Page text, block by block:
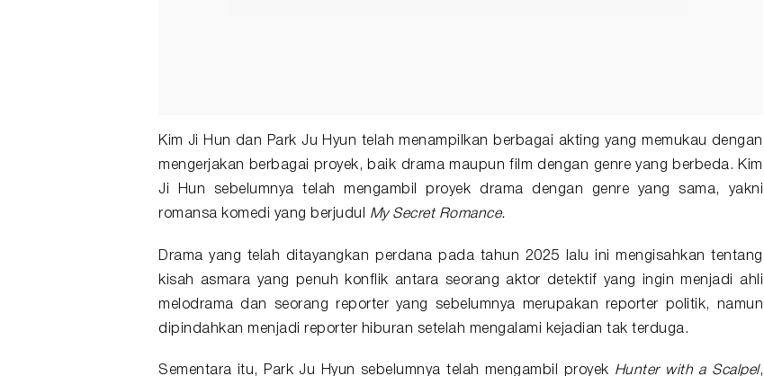
Kim Ji Hun dan Park Ju Hyun telah menampilkan berbagai akting yang memukau dengan
mengerjakan berbagai proyek, baik drama maupun film dengan genre yang berbeda. Kim
Ji Hun sebelumnya telah mengambil proyek drama dengan genre yang sama, yakni
romansa komedi yang berjudul
My Secret Romance.
Drama yang telah ditayangkan perdana pada tahun 2025 lalu ini mengisahkan tentang
kisah asmara yang penuh konflik antara seorang aktor detektif yang ingin menjadi ahli
melodrama dan seorang reporter yang sebelumnya merupakan reporter politik, namun
dipindahkan menjadi reporter hiburan setelah mengalami kejadian tak terduga.
Sementara itu, Park Ju Hyun sebelumnya telah mengambil proyek Hunter with a Scalpel,